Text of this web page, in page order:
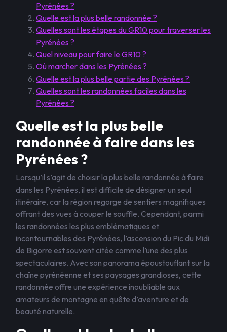
Pyrénées ?
Quelle est la plus belle randonnée ?
Quelles sont les étapes du GR10 pour traverser les
Pyrénées ?
Quel niveau pour faire le GR10 ?
Où marcher dans les Pyrénées ?
Quelle est la plus belle partie des Pyrénées ?
Quelles sont les randonnées faciles dans les
Pyrénées ?
Quelle est la plus belle
randonnée à faire dans les
Pyrénées ?
Lorsqu’il s’agit de choisir la plus belle randonnée à faire
dans les Pyrénées, il est difficile de désigner un seul
itinéraire, car la région regorge de sentiers magnifiques
offrant des vues à couper le souffle. Cependant, parmi
les randonnées les plus emblématiques et
incontournables des Pyrénées, l’ascension du Pic du Midi
de Bigorre est souvent citée comme l’une des plus
spectaculaires. Avec son panorama époustouflant sur la
chaîne pyrénéenne et ses paysages grandioses, cette
randonnée offre une expérience inoubliable aux
amateurs de montagne en quête d’aventure et de
beauté naturelle.